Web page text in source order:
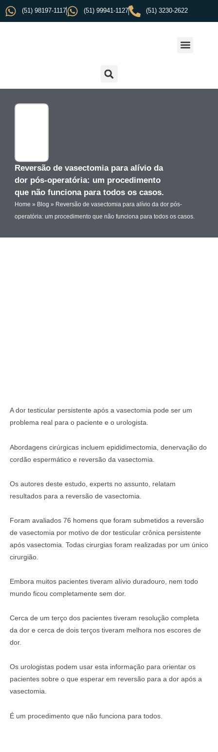
(51) 98197-1117 (51) 99941-1127 (51) 3230-2622
Reversão de vasectomia para alívio da
dor pós-operatória: um procedimento
que não funciona para todos os casos.
Home » Blog » Reversão de vasectomia para alívio da dor pós-
operatória: um procedimento que não funciona para todos os casos.
A dor testicular persistente após a vasectomia pode ser um
problema real para o paciente e o urologista.
Abordagens cirúrgicas incluem epididimectomia, denervação do
cordão espermático e reversão da vasectomia.
Os autores deste estudo, experts no assunto, relatam
resultados para a reversão de vasectomia.
Foram avaliados 76 homens que foram submetidos a reversão
de vasectomia por motivo de dor testicular crônica persistente
após vasectomia. Todas cirurgias foram realizadas por um único
cirurgião.
Embora muitos pacientes tiveram alívio duradouro, nem todo
mundo ficou completamente sem dor.
Cerca de um terço dos pacientes tiveram resolução completa
da dor e cerca de dois terços tiveram melhora nos escores de
dor.
Os urologistas podem usar esta informação para orientar os
pacientes sobre o que esperar em reversão para a dor após a
vasectomia.
É um procedimento que não funciona para todos.